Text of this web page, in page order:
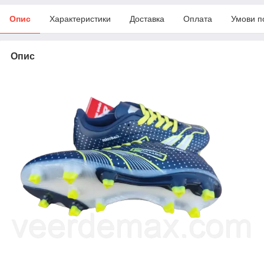
Опис Характеристики Доставка Оплата Умови
Опис